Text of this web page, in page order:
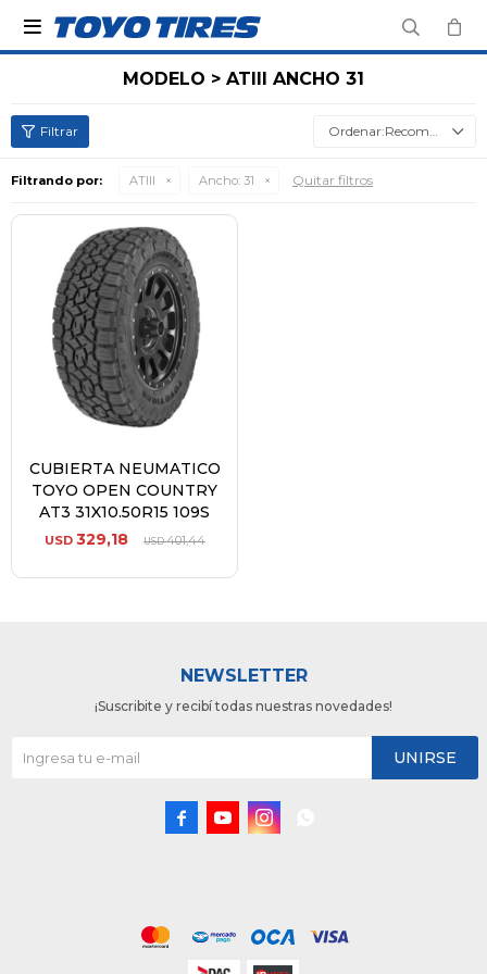

MODELO > ATIII ANCHO 31
Recomendados
Filtrando por: ATIII Ancho: 31 Quitar filtros
CUBIERTA NEUMATICO
TOYO OPEN COUNTRY
AT3 31X10.50R15 109S
USD 329,18 USD401,44
NEWSLETTER
¡Suscribite y recibí todas nuestras novedades!
UNIRSE
  